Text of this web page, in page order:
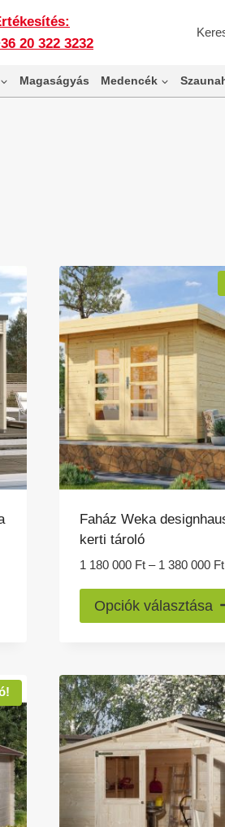
20 322 3232
Magaságyás Medencék
termékoldalon
választhatók
Faház Weka
kerti tároló
1 180 000 Ft – 1 380 000 Ft
Opciók választása